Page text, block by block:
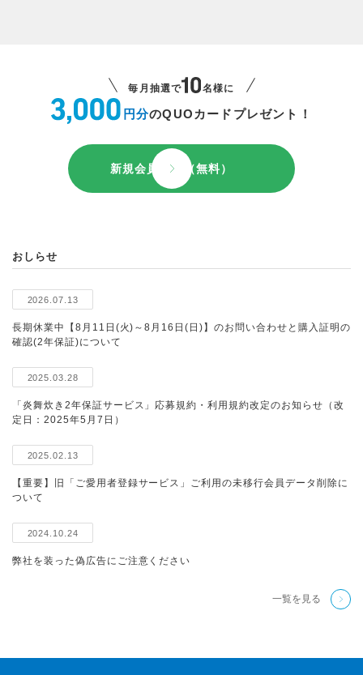
毎月抽選で 名様に
円分のQUOカードプレゼント！
新規会員登録（無料）
おしらせ
2026.07.13
長期休業中【8月11日(火)～8月16日(日)】のお問い合わせと購入証明の
確認(2年保証)について
2025.03.28
「炎舞炊き2年保証サービス」応募規約・利用規約改定のお知らせ（改
定日：2025年5月7日）
2025.02.13
【重要】旧「ご愛用者登録サービス」ご利用の未移行会員データ削除に
ついて
2024.10.24
弊社を装った偽広告にご注意ください
一覧を見る